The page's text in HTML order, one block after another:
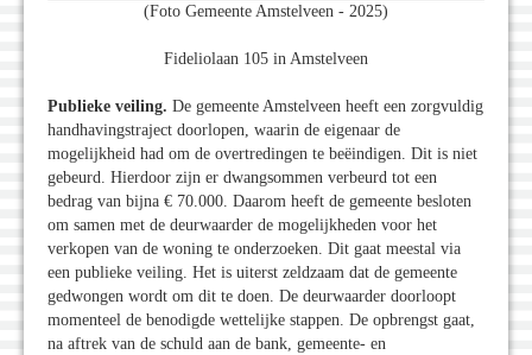
(Foto Gemeente Amstelveen - 2025)
Fideliolaan 105 in Amstelveen
Publieke veiling. De gemeente Amstelveen heeft een zorgvuldig
handhavingstraject doorlopen, waarin de eigenaar de
mogelijkheid had om de overtredingen te beëindigen. Dit is niet
gebeurd. Hierdoor zijn er dwangsommen verbeurd tot een
bedrag van bijna € 70.000. Daarom heeft de gemeente besloten
om samen met de deurwaarder de mogelijkheden voor het
verkopen van de woning te onderzoeken. Dit gaat meestal via
een publieke veiling. Het is uiterst zeldzaam dat de gemeente
gedwongen wordt om dit te doen. De deurwaarder doorloopt
momenteel de benodigde wettelijke stappen. De opbrengst gaat,
na aftrek van de schuld aan de bank, gemeente- en